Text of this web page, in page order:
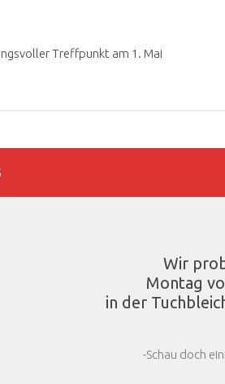
Treffpunkt am 1. Mai
Wir
Montag
in der
-Schau doch